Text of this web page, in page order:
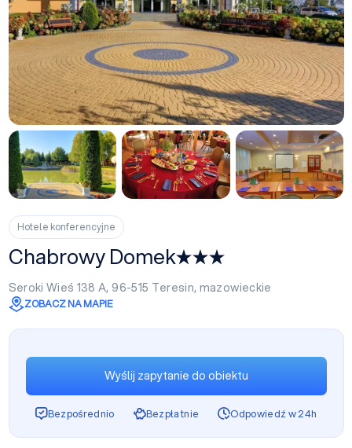
Hotele konferencyjne
Chabrowy Domek
Seroki Wieś 138 A, 96-515 Teresin, mazowieckie
ZOBACZ NA MAPIE
Wyślij zapytanie do obiektu
Bezpośrednio Bezpłatnie Odpowiedź w 24h